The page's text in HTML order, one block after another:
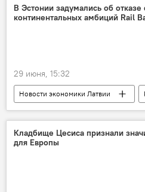
В Эстонии задумались об отказе
континентальных амбиций Rail
29 июня, 15:32
Новости экономики Латвии
железная дорога
Кладбище Цесиса признали
для Европы